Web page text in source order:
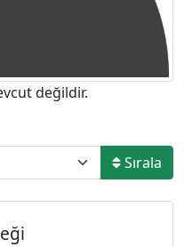
değildir.
Sırala